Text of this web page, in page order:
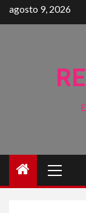
Saltar
al
agosto 9, 2026
principal